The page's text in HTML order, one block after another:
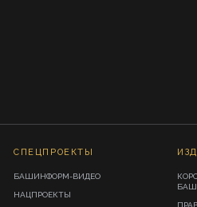
СПЕЦПРОЕКТЫ
БАШИНФОРМ-ВИДЕО
НАЦПРОЕКТЫ